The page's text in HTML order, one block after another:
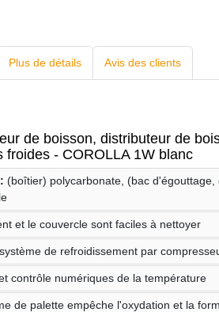
Plus de détails Avis des clients
de boisson, distributeur de
froides - COROLLA 1W blanc
(boîtier) polycarbonate, (bac
et le couvercle sont faciles à nettoyer
de refroidissement par
contrôle numériques de la température
de palette empêche l'oxydation et la